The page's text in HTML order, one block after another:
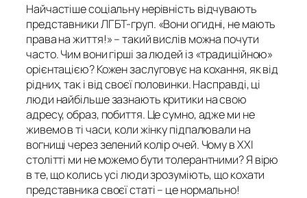
Найчастіше соціальну нерівність відчувають
представники ЛГБТ-груп. «Вони огидні, не мають
права на життя!» – такий вислів можна почути
часто. Чим вони гірші за людей із «традиційною»
орієнтацією? Кожен заслуговує на кохання, як від
рідних, так і від своєї половинки. Насправді, ці
люди найбільше зазнають критики на свою
адресу, образ, побиття. Це сумно, адже ми не
живемо в ті часи, коли жінку підпалювали на
вогнищі через зелений колір очей. Чому в ХХІ
столітті ми не можемо бути толерантними? Я вірю
в те, що колись усі люди зрозуміють, що кохати
представника своєї статі – це нормально!